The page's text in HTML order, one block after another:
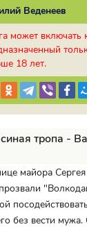
Веденеев
может включать
18 лет.
тропа -
майора
без вести мужа.